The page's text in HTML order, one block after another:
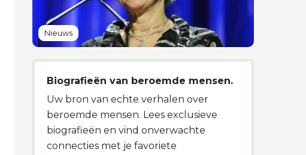
Nieuws
Biografieën van beroemde mensen.
Uw bron van echte verhalen over
beroemde mensen. Lees exclusieve
biografieën en vind onverwachte
connecties met je favoriete